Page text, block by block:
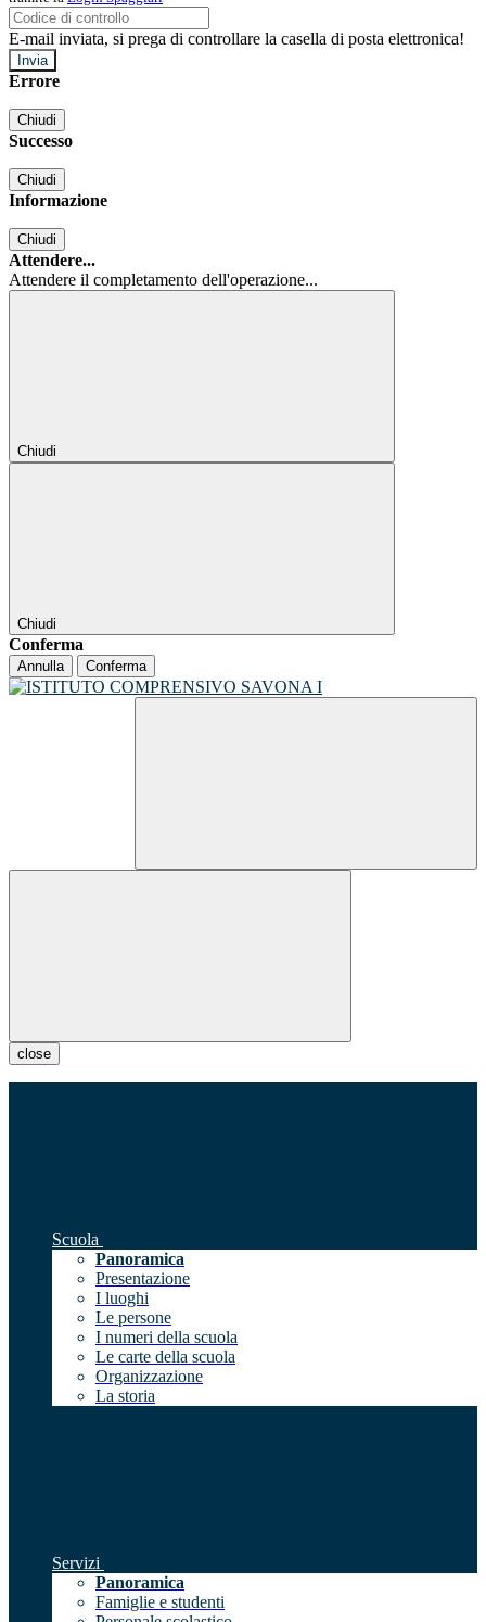
E-mail inviata, si prega di controllare la casella di posta elettronica!
Errore
Chiudi
Successo
Chiudi
Informazione
Chiudi
Attendere...
Attendere il completamento dell'operazione...
Chiudi
Chiudi
Conferma
Annulla Conferma
close
Scuola
Panoramica
Presentazione
I luoghi
Le persone
I numeri della scuola
Le carte della scuola
Organizzazione
La storia
Servizi
Panoramica
Famiglie e studenti